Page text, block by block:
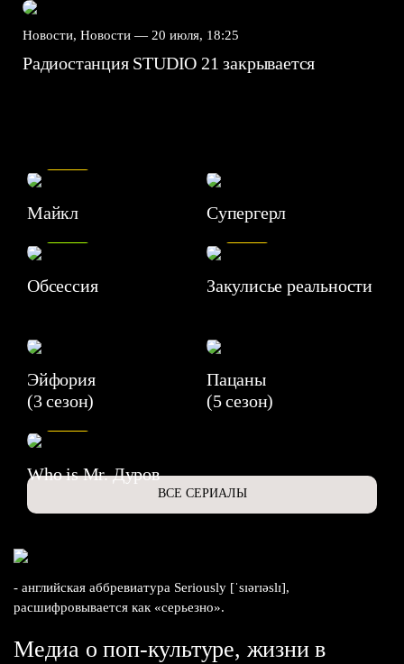
Новости, Новости — 20 июля, 18:25
Радиостанция STUDIO 21 закрывается
Майкл Супергерл
Обсессия
7.1
Закулисье реальности
Эйфория
(3 сезон)
Пацаны
(5 сезон)
Who is Mr. Дуров
ВСЕ СЕРИАЛЫ
- английская аббревиатура Seriously [ˈsɪərɪəslɪ],
расшифровывается как «серьезно».
Медиа о поп-культуре, жизни в